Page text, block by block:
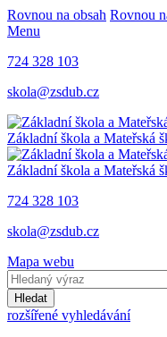
Rovnou na obsah Rovnou
Menu
724 328 103
skola@zsdub.cz
Základní škola a Mateřská
Základní škola a Mateřská
724 328 103
skola@zsdub.cz
Mapa webu
Hledat
rozšířené vyhledávání